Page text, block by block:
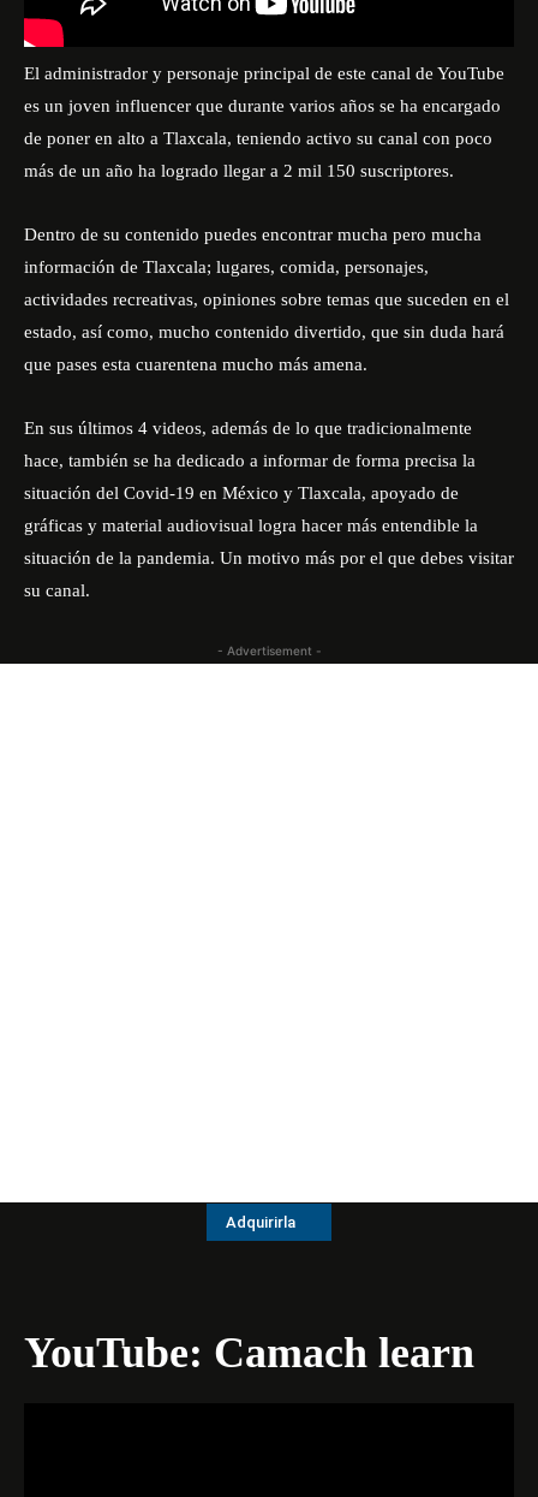
El administrador y personaje principal de este canal de YouTube
es un joven influencer que durante varios años se ha encargado
de poner en alto a Tlaxcala, teniendo activo su canal con poco
más de un año ha logrado llegar a 2 mil 150 suscriptores.
Dentro de su contenido puedes encontrar mucha pero mucha
información de Tlaxcala; lugares, comida, personajes,
actividades recreativas, opiniones sobre temas que suceden en el
estado, así como, mucho contenido divertido, que sin duda hará
que pases esta cuarentena mucho más amena.
En sus últimos 4 videos, además de lo que tradicionalmente
hace, también se ha dedicado a informar de forma precisa la
situación del Covid-19 en México y Tlaxcala, apoyado de
gráficas y material audiovisual logra hacer más entendible la
situación de la pandemia. Un motivo más por el que debes visitar
su canal.
- Advertisement -
Adquirirla
YouTube: Camach learn